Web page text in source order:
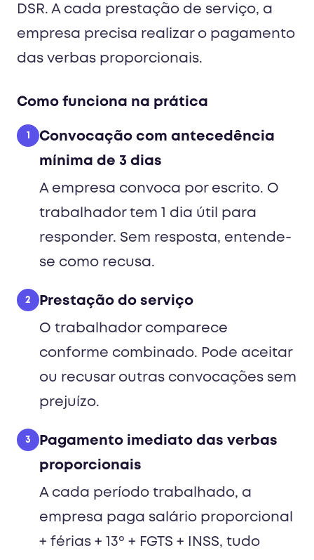
DSR. A cada prestação de serviço, a
empresa precisa realizar o pagamento
das verbas proporcionais.
Como funciona na prática
1
Convocação com antecedência
mínima de 3 dias
A empresa convoca por escrito. O
trabalhador tem 1 dia útil para
responder. Sem resposta, entende-
se como recusa.
2 Prestação do serviço
O trabalhador comparece
conforme combinado. Pode aceitar
ou recusar outras convocações sem
prejuízo.
3
Pagamento imediato das verbas
proporcionais
A cada período trabalhado, a
empresa paga salário proporcional
+ férias + 13º + FGTS + INSS, tudo